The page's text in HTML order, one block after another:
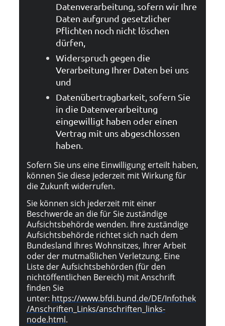
Datenverarbeitung, sofern wir Ihre
Daten aufgrund gesetzlicher
Pflichten noch nicht löschen
dürfen,
Widerspruch gegen die
Verarbeitung Ihrer Daten bei uns
und
Datenübertragbarkeit, sofern Sie
in die Datenverarbeitung
eingewilligt haben oder einen
Vertrag mit uns abgeschlossen
haben.
Sofern Sie uns eine Einwilligung erteilt haben,
können Sie diese jederzeit mit Wirkung für
die Zukunft widerrufen.
Sie können sich jederzeit mit einer
Beschwerde an die für Sie zuständige
Aufsichtsbehörde wenden. Ihre zuständige
Aufsichtsbehörde richtet sich nach dem
Bundesland Ihres Wohnsitzes, Ihrer Arbeit
oder der mutmaßlichen Verletzung. Eine
Liste der Aufsichtsbehörden (für den
nichtöffentlichen Bereich) mit Anschrift
finden Sie
unter: https://www.bfdi.bund.de/DE/Infothek
/Anschriften_Links/anschriften_links-
node.html.